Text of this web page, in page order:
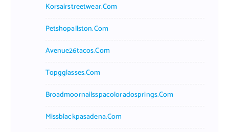
Korsairstreetwear.com
Petshopallston.com
Avenue26tacos.com
Topgglasses.com
Broadmoornailsspacoloradosprings.com
Missblackpasadena.com